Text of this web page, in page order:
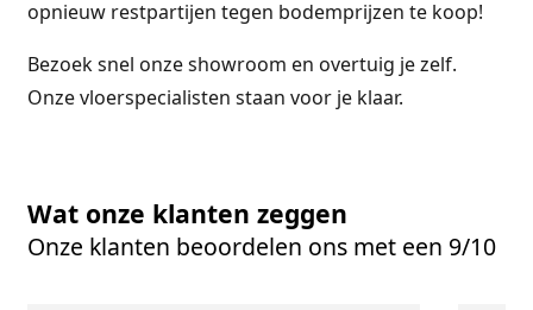
opnieuw restpartijen tegen bodemprijzen te koop!
Bezoek snel onze showroom en overtuig je zelf.
Onze vloerspecialisten staan voor je klaar.
Wat onze klanten zeggen
Onze klanten beoordelen ons met een 9/10